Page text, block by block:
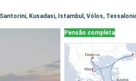
Kusadasi, Istambul, Vólos,
Pensão completa